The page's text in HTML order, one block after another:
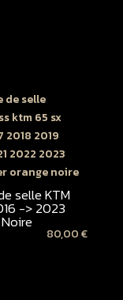
selle KTM
-> 2023
80,00€